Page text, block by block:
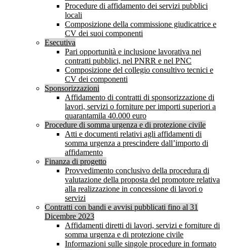
Procedure di affidamento dei servizi pubblici
locali
Composizione della commissione giudicatrice e
CV dei suoi componenti
Esecutiva
Pari opportunità e inclusione lavorativa nei
contratti pubblici, nel PNRR e nel PNC
Composizione del collegio consultivo tecnici e
CV dei componenti
Sponsorizzazioni
Affidamento di contratti di sponsorizzazione di
lavori, servizi o forniture per importi superiori a
quarantamila 40.000 euro
Procedure di somma urgenza e di protezione civile
Atti e documenti relativi agli affidamenti di
somma urgenza a prescindere dall’importo di
affidamento
Finanza di progetto
Provvedimento conclusivo della procedura di
valutazione della proposta del promotore relativa
alla realizzazione in concessione di lavori o
servizi
Contratti con bandi e avvisi pubblicati fino al 31
Dicembre 2023
Affidamenti diretti di lavori, servizi e forniture di
somma urgenza e di protezione civile
Informazioni sulle singole procedure in formato